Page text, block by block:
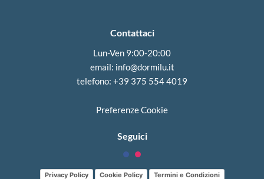
Contattaci
Lun-Ven 9:00-20:00
email: info@dormilu.it
telefono: ‪+39 375 554 4019‬
Preferenze Cookie
Seguici
Privacy Policy Cookie Policy Termini e Condizioni